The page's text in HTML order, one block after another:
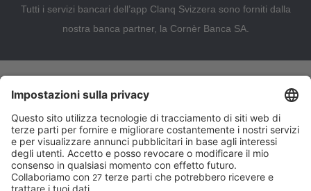
Tutti i servizi bancari dell’app Clanq Svizzera sono forniti dalla
nostra banca partner, la Cornèr Banca SA.